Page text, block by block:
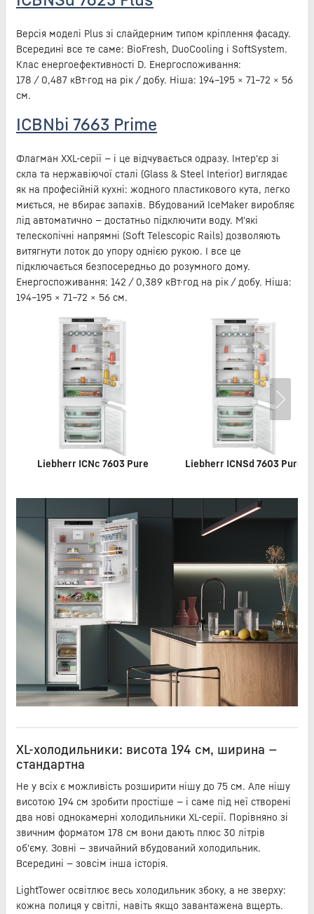
Версія моделі Plus зі слайдерним типом кріплення фасаду.
Всередині все те саме: BioFresh, DuoCooling і SoftSystem.
Клас енергоефективності D. Енергоспоживання:
178 / 0,487 кВт·год на рік / добу. Ніша: 194–195 × 71–72 × 56
см.
ICBNbi 7663 Prime
Флагман XXL-серії — і це відчувається одразу. Інтер'єр зі
скла та нержавіючої сталі (Glass & Steel Interior) виглядає
як на професійній кухні: жодного пластикового кута, легко
миється, не вбирає запахів. Вбудований IceMaker виробляє
лід автоматично — достатньо підключити воду. М'які
телескопічні напрямні (Soft Telescopic Rails) дозволяють
витягнути лоток до упору однією рукою. І все це
підключається безпосередньо до розумного дому.
Енергоспоживання: 142 / 0,389 кВт·год на рік / добу. Ніша:
194–195 × 71–72 × 56 см.
Liebherr ICNc 7603 Pure Liebherr ICNSd 7603 Pure
XL-холодильники: висота 194 см, ширина —
стандартна
Не у всіх є можливість розширити нішу до 75 см. Але нішу
висотою 194 см зробити простіше — і саме під неї створені
два нові однокамерні холодильники XL-серії. Порівняно зі
звичним форматом 178 см вони дають плюс 30 літрів
об'єму. Зовні — звичайний вбудований холодильник.
Всередині — зовсім інша історія.
LightTower освітлює весь холодильник збоку, а не зверху:
кожна полиця у світлі, навіть якщо завантажена вщерть.